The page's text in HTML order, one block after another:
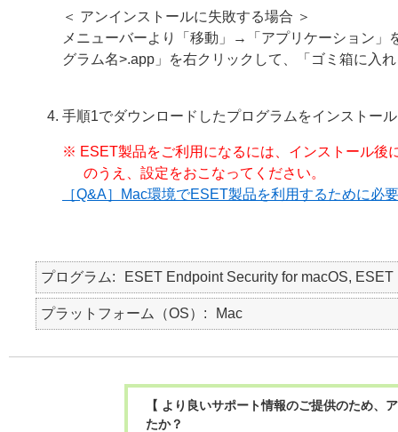
＜ アンインストールに失敗する場合 ＞
メニューバーより「移動」→「アプリケーション
グラム名>.app」を右クリックして、「ゴミ箱に入
手順1でダウンロードしたプログラムをインストー
※ ESET製品をご利用になるには、インストール後
のうえ、設定をおこなってください。
［Q&A］Mac環境でESET製品を利用するために必
プログラム ESET Endpoint Security for macOS,
プラットフォーム（OS） Mac
【 より良いサポート情報のご提供のため
たか？